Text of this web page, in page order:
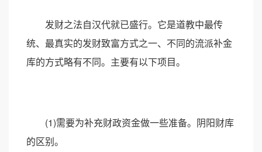
发财之法自汉代就已盛行。它是道教中最传
统、最真实的发财致富方式之一、不同的流派补金
库的方式略有不同。主要有以下项目。
(1)需要为补充财政资金做一些准备。阴阳财库
的区别。